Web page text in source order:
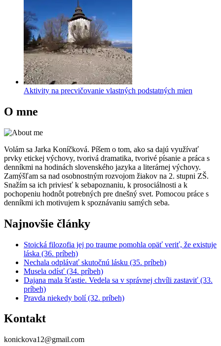
Aktivity na precvičovanie vlastných podstatných mien
O mne
Volám sa Jarka Koníčková. Píšem o tom, ako sa dajú využívať
prvky etickej výchovy, tvorivá dramatika, tvorivé písanie a práca s
denníkmi na hodinách slovenského jazyka a literárnej výchovy.
Zamýšľam sa nad osobnostným rozvojom žiakov na 2. stupni ZŠ.
Snažím sa ich priviesť k sebapoznaniu, k prosociálnosti a k
pochopeniu hodnôt potrebných pre dnešný svet. Pomocou práce s
denníkmi ich motivujem k spoznávaniu samých seba.
Najnovšie články
Stoická filozofia jej po traume pomohla opäť veriť, že existuje
láska (36. príbeh)
Nechala odplávať skutočnú lásku (35. príbeh)
Musela odísť (34. príbeh)
Dajana mala šťastie. Vedela sa v správnej chvíli zastaviť (33.
príbeh)
Pravda niekedy bolí (32. príbeh)
Kontakt
konickova12@gmail.com